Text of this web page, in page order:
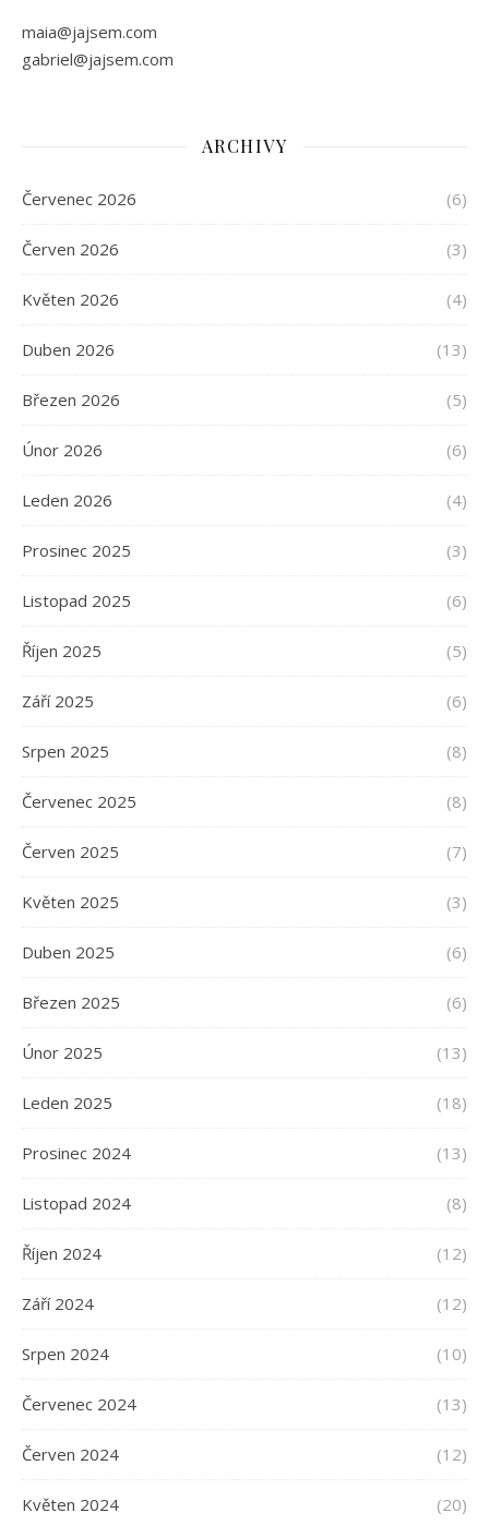
maia@jajsem.com
gabriel@jajsem.com
ARCHIVY
Červenec 2026 (6)
Červen 2026 (3)
Květen 2026 (4)
Duben 2026 (13)
Březen 2026 (5)
Únor 2026 (6)
Leden 2026 (4)
Prosinec 2025 (3)
Listopad 2025 (6)
Říjen 2025 (5)
Září 2025 (6)
Srpen 2025 (8)
Červenec 2025 (8)
Červen 2025 (7)
Květen 2025 (3)
Duben 2025 (6)
Březen 2025 (6)
Únor 2025 (13)
Leden 2025 (18)
Prosinec 2024 (13)
Listopad 2024 (8)
Říjen 2024 (12)
Září 2024 (12)
Srpen 2024 (10)
Červenec 2024 (13)
Červen 2024 (12)
Květen 2024 (20)